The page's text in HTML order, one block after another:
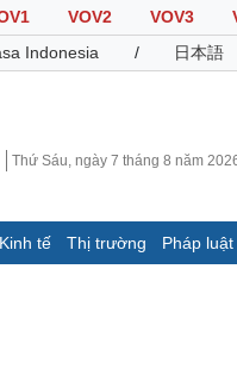
VOV2 VOV3
Indonesia / 日本語
Thứ Sáu, ngày 7 tháng 8 năm
Kinh tế Thị trường Pháp luật